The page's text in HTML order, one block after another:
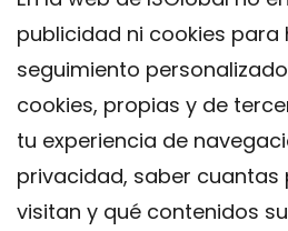
publicidad ni cookies para
seguimiento
cookies, propias y de
tu experiencia de
privacidad, saber cuantas
visitan y qué contenidos